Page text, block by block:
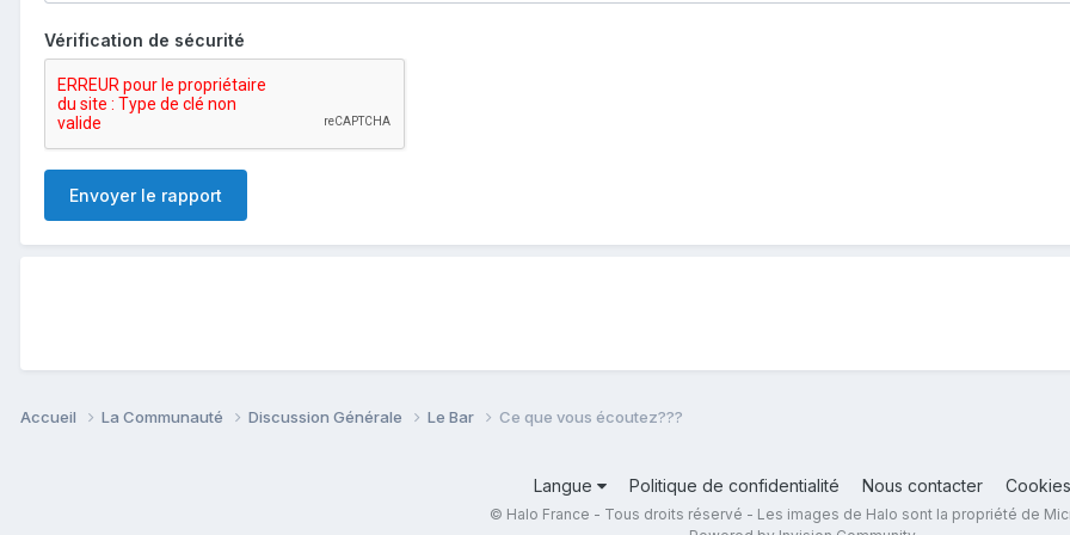
Vérification de sécurité
Envoyer le rapport
Accueil La Communauté Discussion Générale Le Bar Ce que vous écoutez???
Langue Politique de confidentialité Nous contacter Cookies
© Halo France - Tous droits réservé - Les images de Halo sont la propriété de